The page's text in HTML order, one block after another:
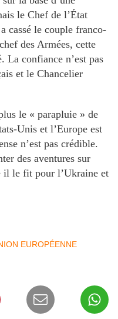
le Chef de l’État
cassé le couple franco-
des Armées, cette
La confiance n’est pas
et le Chancelier
le « parapluie » de
Unis et l’Europe est
n’est pas crédible.
des aventures sur
il le fit pour l’Ukraine et
EUROPÉENNE